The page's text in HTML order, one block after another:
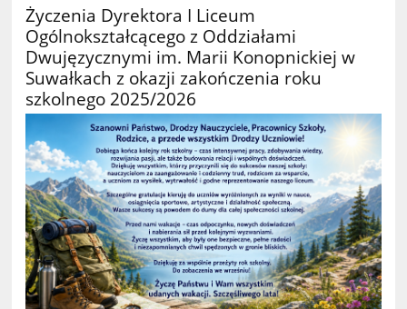
Życzenia Dyrektora I Liceum
Ogólnokształcącego z Oddziałami
Dwujęzycznymi im. Marii Konopnickiej w
Suwałkach z okazji zakończenia roku
szkolnego 2025/2026